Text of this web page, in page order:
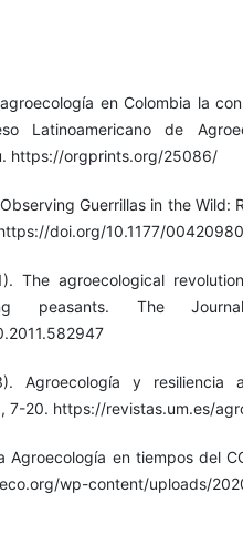
en Colombia la
Latinoamericano de
https://orgprints.org/25086/
Guerrillas in the
doi.org/10.1177/
The agroecological
peasants. The
Agroecología y resiliencia
7-20. https://revistas.um.es/
Agroecología en tiempos del
wp-content/uploads/